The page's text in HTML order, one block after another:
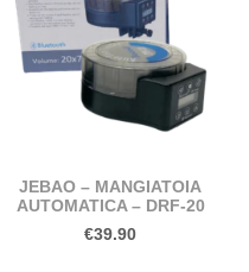
JEBAO – MANGIATOIA
AUTOMATICA – DRF-20
€39.90